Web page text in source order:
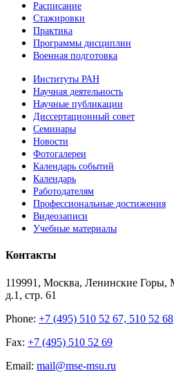
Расписание
Стажировки
Практика
Программы дисциплин
Военная подготовка
Институты РАН
Научная деятельность
Научные публикации
Диссертационный совет
Семинары
Новости
Фотогалереи
Календарь событий
Календарь
Работодателям
Профессиональные достижения
Видеозаписи
Учебные материалы
Контакты
119991, Москва, Ленинские
д.1, стр. 61
Phone: +7 (495) 510 52 67, 510 52 68
Fax: +7 (495) 510 52 69
Email: mail@mse-msu.ru